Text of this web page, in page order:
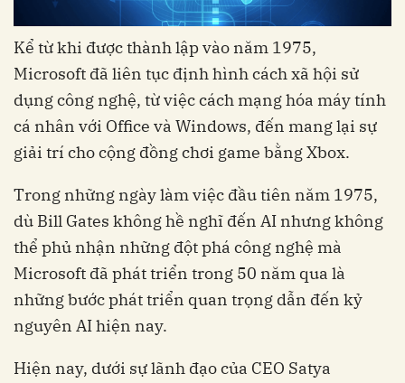
Kể từ khi được thành lập vào năm 1975,
Microsoft đã liên tục định hình cách xã hội sử
dụng công nghệ, từ việc cách mạng hóa máy tính
cá nhân với Office và Windows, đến mang lại sự
giải trí cho cộng đồng chơi game bằng Xbox.
Trong những ngày làm việc đầu tiên năm 1975,
dù Bill Gates không hề nghĩ đến AI nhưng không
thể phủ nhận những đột phá công nghệ mà
Microsoft đã phát triển trong 50 năm qua là
những bước phát triển quan trọng dẫn đến kỷ
nguyên AI hiện nay.
Hiện nay, dưới sự lãnh đạo của CEO Satya